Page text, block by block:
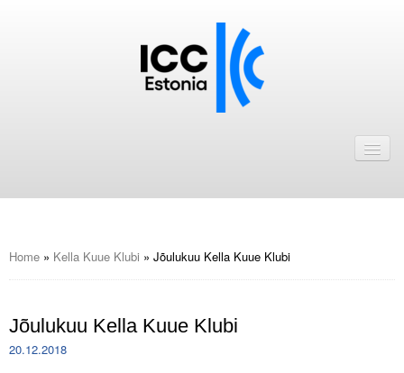
ICC Eesti liikmebaas
Astu ICC Eesti liikmeks!
Home » Kella Kuue Klubi » Jõulukuu Kella Kuue Klubi
Jõulukuu Kella Kuue Klubi
20.12.2018